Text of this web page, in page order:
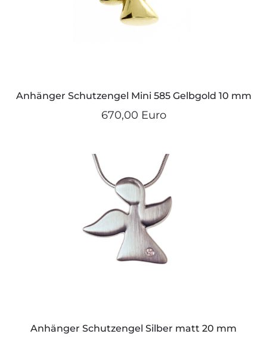
Anhänger Schutzengel Mini 585 Gelbgold 10 mm
670,00 Euro
Anhänger Schutzengel Silber matt 20 mm